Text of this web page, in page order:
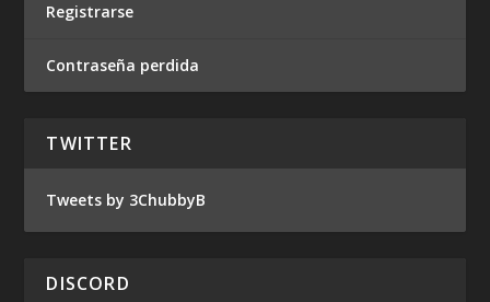
Registrarse
Contraseña perdida
TWITTER
Tweets by 3ChubbyB
DISCORD